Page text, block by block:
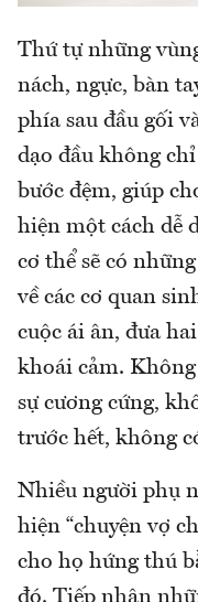
Thứ tự những
nách, ngực, bàn
phía sau đầu gối
dạo đầu không
bước đệm, giúp
hiện một cách dễ
cơ thể sẽ có
về các cơ quan
cuộc ái ân, đưa
khoái cảm.
sự cương cứng,
trước hết, không
Nhiều người phụ
hiện “chuyện vợ
cho họ hứng thú